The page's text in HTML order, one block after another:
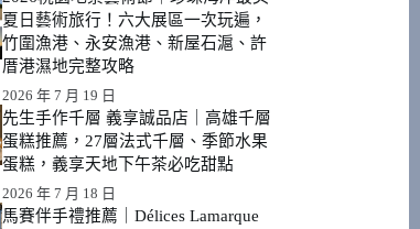
夏日藝術旅行！六大展區一次玩遍，
竹圍漁港、永安漁港、新屋石滬、許
厝港濕地完整攻略
2026 年 7 月 19 日
先生手作千層 義享誠品店｜高雄千層
蛋糕推薦，27層法式千層、季節水果
蛋糕，義享天地下午茶必吃甜點
2026 年 7 月 18 日
馬賽伴手禮推薦｜Délices Lamarque